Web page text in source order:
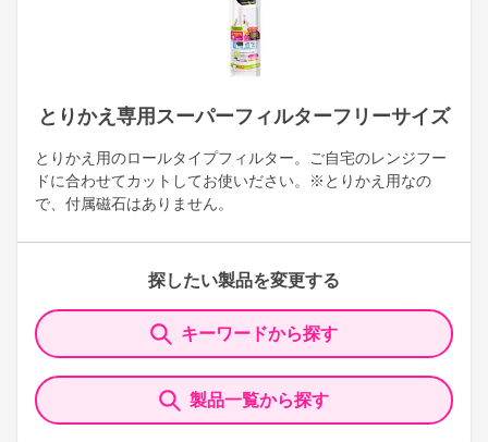
とりかえ専用スーパーフィルターフリーサイズ
とりかえ用のロールタイプフィルター。ご自宅のレンジフー
ドに合わせてカットしてお使いださい。※とりかえ用なの
で、付属磁石はありません。
探したい製品を変更する
キーワードから探す
製品一覧から探す